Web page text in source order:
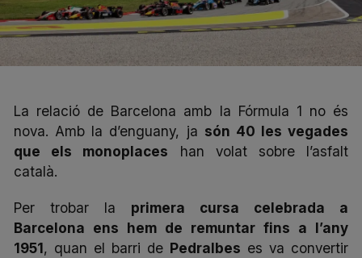
La relació de Barcelona amb la Fórmula 1 no és
nova. Amb la d’enguany, ja són 40 les vegades
que els monoplaces han volat sobre l’asfalt
català.
Per trobar la primera cursa celebrada a
Barcelona ens hem de remuntar fins a l’any
1951, quan el barri de Pedralbes es va convertir